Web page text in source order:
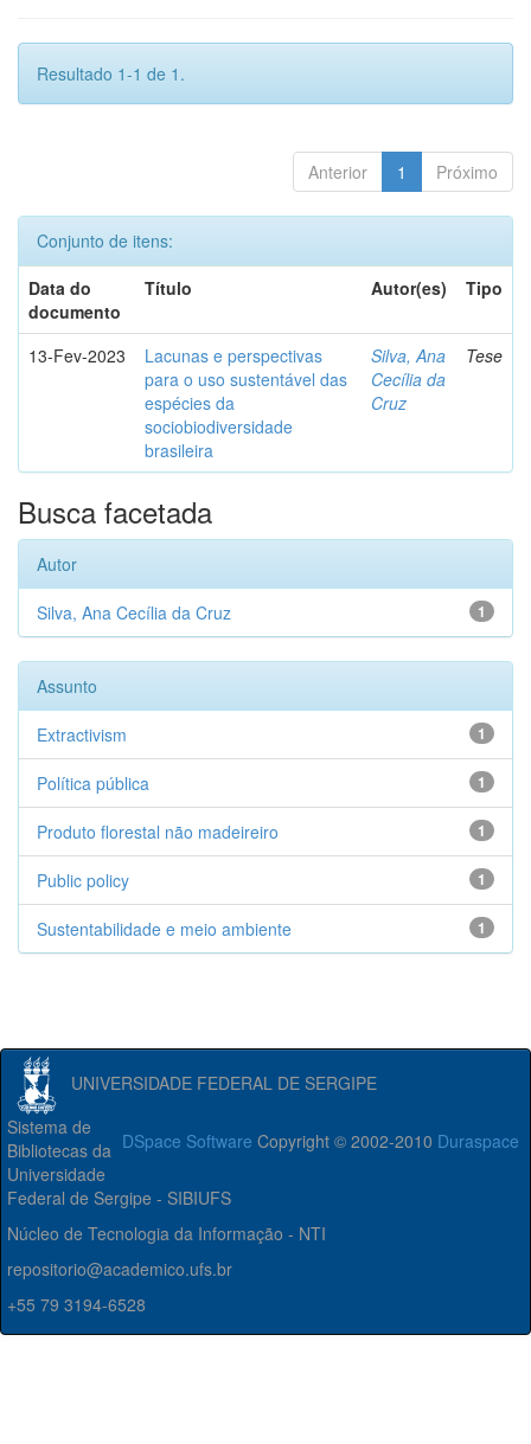
Resultado 1-1 de 1.
Anterior 1 Próximo
Conjunto de itens:
Data do
documento
Título Autor(es) Tipo
13-Fev-2023
Lacunas e perspectivas
para o uso sustentável das
espécies da
sociobiodiversidade
brasileira
Silva, Ana
Cecília da
Cruz
Tese
Busca facetada
Autor
1
Silva, Ana Cecília da Cruz
Assunto
1
Extractivism
1
Política pública
1
Produto florestal não madeireiro
1
Public policy
1
Sustentabilidade e meio ambiente
UNIVERSIDADE FEDERAL DE SERGIPE
DSpace Software Copyright © 2002-2010 Duraspace
Sistema de
Bibliotecas da
Universidade
Federal de Sergipe - SIBIUFS
Núcleo de Tecnologia da Informação - NTI
repositorio@academico.ufs.br
+55 79 3194-6528